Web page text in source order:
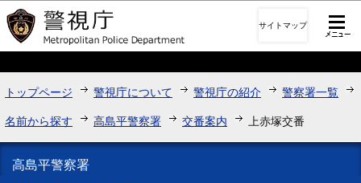
このページの本文へ移動
サイトマップ
トップページ 警視庁について 警視庁の紹介 警察署一覧
名前から探す 高島平警察署 交番案内 上赤塚交番
高島平警察署